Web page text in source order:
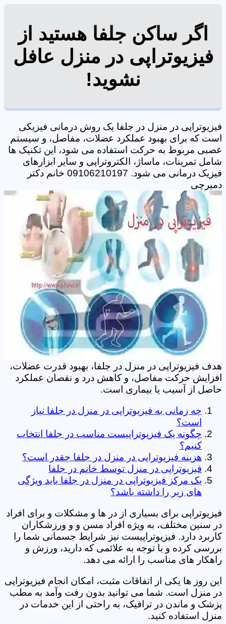
اگر ساکن جلفا هستید از
فیزیوتراپی در منزل عافل
نشوید!
فیزیوتراپی در منزل در جلفا یک روش درمانی فیزیکی
است که برای بهبود عملکرد عضلات، مفاصل، و سیستم
عصبی مربوط به حرکت استفاده می شود، این تکنیک ها
شامل تمرینات، ماساژ، الکتروتراپی و سایر ابزارهای
فیزیک درمانی می شود. 09106210197 خانم دکتر
دمیرچی
هدف فیزیوتراپی در منزل در جلفا، بهبود قدرت عضلات،
افزایش حرکت مفاصل، و کاهش درد و نقصان عملکرد
حاصل از آسیب یا بیماری است.
چه زمانی به فیزیوتراپی در منزل در جلفا نیاز
است؟
چگونه یک فیزیوتراپیست مناسب در جلفا انتخاب
کنیم؟
هزینه فیزیوتراپی در منزل در جلفا چقدر است؟
فیزیوتراپی در منزل توسط خانم در جلفا
یک مرکز فیزیوتراپی در منزل در جلفا باید ویژگی
های زیر را داشته باشد؟
فیزیوتراپی برای بسیاری از در ها و مشکلات و برای افراد
در سنین مختلف، به ویژه افراد مسن و و ورزشکاران
کاربرد دارد. فیزیوتراپیست نیز شرایط جسمانی شما را
بررسی کرده و با توجه به علائمی که دارید، ورزش و
راهکار های مناسب را ارائه می دهد.
این روز ها یکی از اتفاقات مثبت، امکان انجام فیزیوتراپی
در منزل است. شما می توانید بدون رفت وآمد به مطب
پزشک و ماندن در ترافیک، به راحتی از این خدمات در
منزل استفاده کنید.